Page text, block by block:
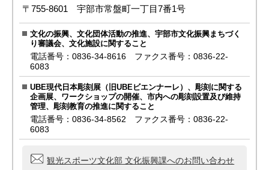
〒755-8601 宇部市常盤町一丁目7番1号
文化の振興、文化団体活動の推進、宇部市文化振興まちづく
り審議会、文化施設に関すること
電話番号：0836-34-8616 ファクス番号：0836-22-
6083
UBE現代日本彫刻展（旧UBEビエンナーレ）、彫刻に関する
企画展、ワークショップの開催、市内への彫刻設置及び維持
管理、彫刻教育の推進に関すること
電話番号：0836-34-8562 ファクス番号：0836-22-
6083
観光スポーツ文化部 文化振興課へのお問い合わせ